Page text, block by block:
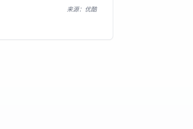
来源： 优酷